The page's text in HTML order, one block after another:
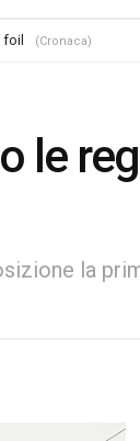
foil (Cronaca)
le
la